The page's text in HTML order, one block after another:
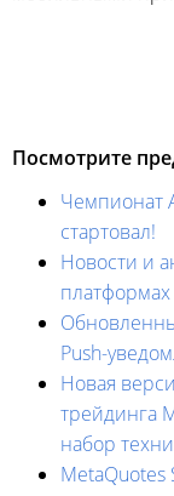
Посмотрите
Чемпионат
стартовал!
Новости и
Push-
Новая
трейдинга
набор
MetaQuotes